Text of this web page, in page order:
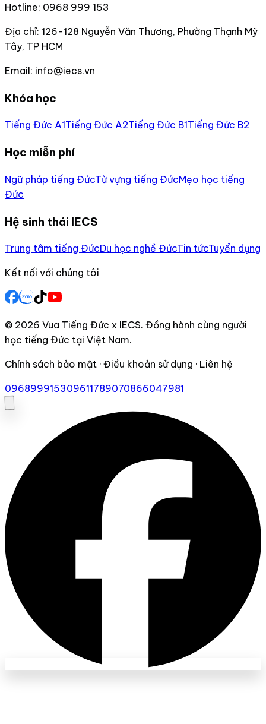
Hotline: 0968 999 153
Địa chỉ: 126-128 Nguyễn Văn Thương, Phường Thạnh Mỹ
Tây, TP HCM
Email: info@iecs.vn
Khóa học
Tiếng Đức A1Tiếng Đức A2Tiếng Đức B1Tiếng Đức B2
Học miễn phí
Ngữ pháp tiếng ĐứcTừ vựng tiếng ĐứcMẹo học tiếng
Đức
Hệ sinh thái IECS
Trung tâm tiếng ĐứcDu học nghề ĐứcTin tứcTuyển dụng
Kết nối với chúng tôi
© 2026 Vua Tiếng Đức x IECS. Đồng hành cùng người
học tiếng Đức tại Việt Nam.
Chính sách bảo mật · Điều khoản sử dụng · Liên hệ
096899915309611789070866047981